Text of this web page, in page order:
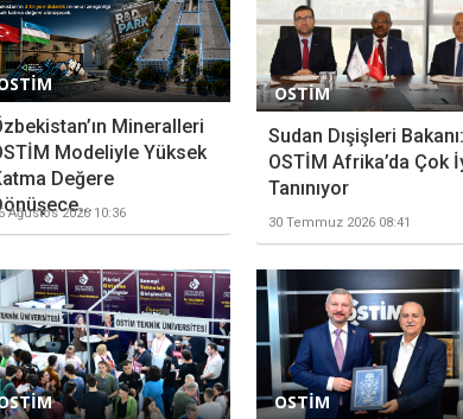
Mineralleri
Modeliyle Yüksek
Değere
Ağustos 2026 10:36
OSTİM
Sudan Dışişleri Bakanı:
OSTİM Afrika’da Çok
Tanınıyor
30 Temmuz 2026 08:41
OSTİM